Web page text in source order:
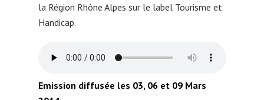
la Région Rhône Alpes sur le label Tourisme et
Handicap.
Emission diffusée les 03, 06 et 09 Mars